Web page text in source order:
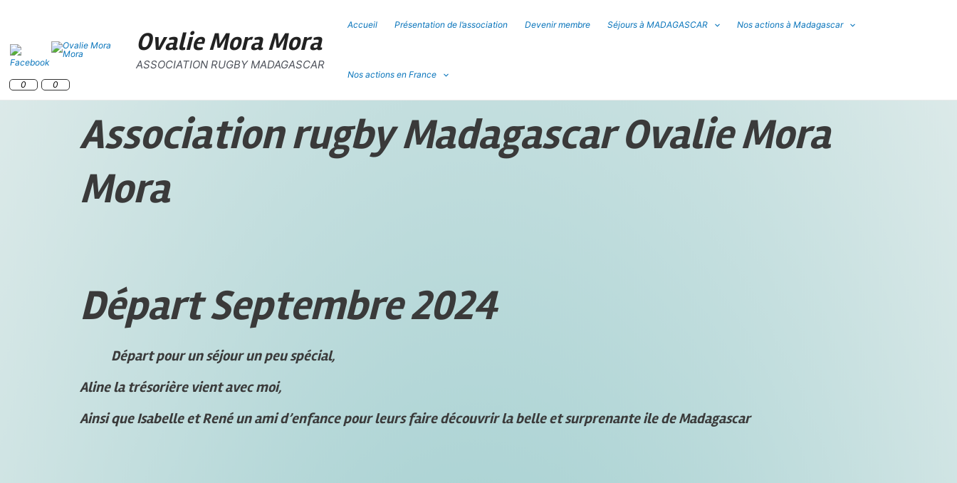
Ovalie Mora Mora
ASSOCIATION RUGBY MADAGASCAR
Accueil Présentation de l’association Devenir membre Séjours à MADAGASCAR Nos actions à Madagascar
Nos actions en France
Association rugby Madagascar Ovalie Mora
Mora
Départ Septembre 2024
Départ pour un séjour un peu spécial,
Aline la trésorière vient avec moi,
Ainsi que Isabelle et René un ami d’enfance pour leurs faire découvrir la belle et surprenante ile de Madagascar
0 0